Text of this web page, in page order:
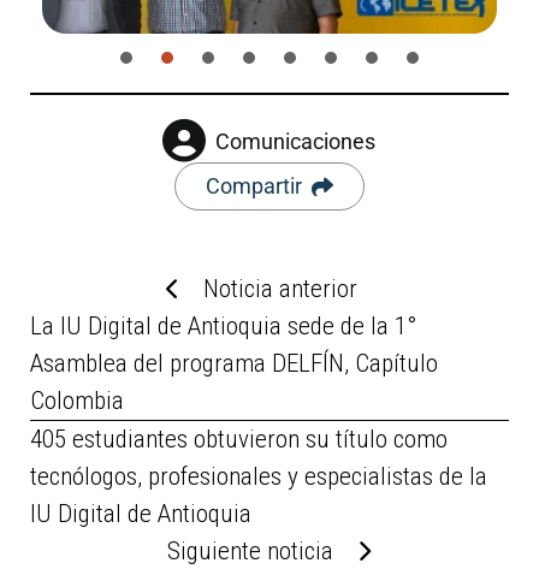
Comunicaciones
Compartir
Noticia anterior
La IU Digital de Antioquia sede de la 1°
Asamblea del programa DELFÍN, Capítulo
Colombia
405 estudiantes obtuvieron su título como
tecnólogos, profesionales y especialistas de la
IU Digital de Antioquia
Siguiente noticia